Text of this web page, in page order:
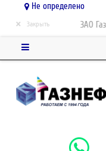
Не определено
ЗАО
× Закрыть